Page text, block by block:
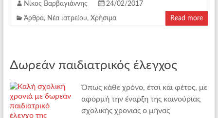
Νίκος Βαρβαγιάννης 24/02/2017
Άρθρα, Νέα ιατρείου, Χρήσιμα Read more
Δωρεάν παιδιατρικός έλεγχος
Όπως κάθε χρόνο, έτσι και φέτος, με
αφορμή την έναρξη της καινούριας
σχολικής χρονιάς ο μήνας